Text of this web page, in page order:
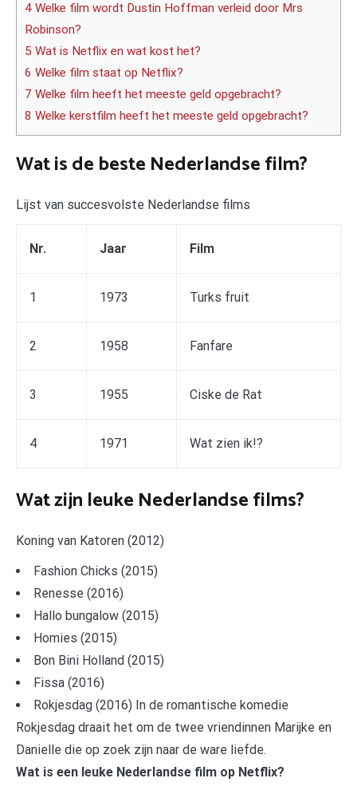
4 Welke film wordt Dustin Hoffman verleid door Mrs
Robinson?
5 Wat is Netflix en wat kost het?
6 Welke film staat op Netflix?
7 Welke film heeft het meeste geld opgebracht?
8 Welke kerstfilm heeft het meeste geld opgebracht?
Wat is de beste Nederlandse film?
Lijst van succesvolste Nederlandse films
Nr. Jaar Film
1 1973 Turks fruit
2 1958 Fanfare
3 1955 Ciske de Rat
4 1971 Wat zien ik!?
Wat zijn leuke Nederlandse films?
Koning van Katoren (2012)
Fashion Chicks (2015)
Renesse (2016)
Hallo bungalow (2015)
Homies (2015)
Bon Bini Holland (2015)
Fissa (2016)
Rokjesdag (2016) In de romantische komedie
Rokjesdag draait het om de twee vriendinnen Marijke en
Danielle die op zoek zijn naar de ware liefde.
Wat is een leuke Nederlandse film op Netflix?